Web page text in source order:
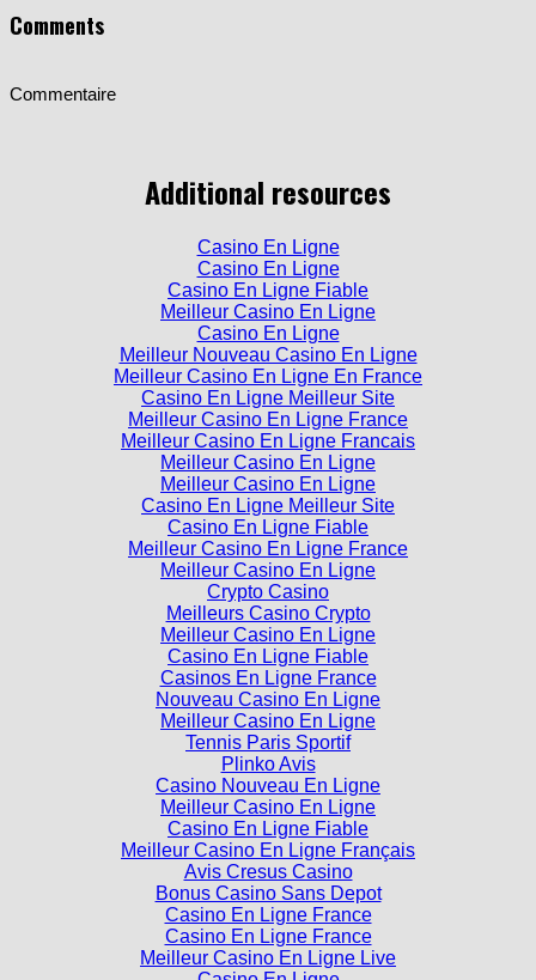
Comments
Commentaire
Additional resources
Casino En Ligne
Casino En Ligne
Casino En Ligne Fiable
Meilleur Casino En Ligne
Casino En Ligne
Meilleur Nouveau Casino En Ligne
Meilleur Casino En Ligne En France
Casino En Ligne Meilleur Site
Meilleur Casino En Ligne France
Meilleur Casino En Ligne Francais
Meilleur Casino En Ligne
Meilleur Casino En Ligne
Casino En Ligne Meilleur Site
Casino En Ligne Fiable
Meilleur Casino En Ligne France
Meilleur Casino En Ligne
Crypto Casino
Meilleurs Casino Crypto
Meilleur Casino En Ligne
Casino En Ligne Fiable
Casinos En Ligne France
Nouveau Casino En Ligne
Meilleur Casino En Ligne
Tennis Paris Sportif
Plinko Avis
Casino Nouveau En Ligne
Meilleur Casino En Ligne
Casino En Ligne Fiable
Meilleur Casino En Ligne Français
Avis Cresus Casino
Bonus Casino Sans Depot
Casino En Ligne France
Casino En Ligne France
Meilleur Casino En Ligne Live